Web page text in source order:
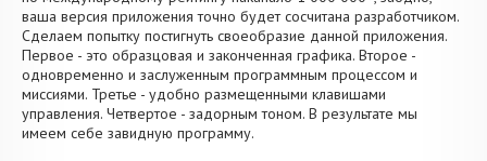
ваша версия приложения точно будет сосчитана разработчиком.
Сделаем попытку постигнуть своеобразие данной приложения.
Первое - это образцовая и законченная графика. Второе -
одновременно и заслуженным программным процессом и
миссиями. Третье - удобно размещенными клавишами
управления. Четвертое - задорным тоном. В результате мы
имеем себе завидную программу.